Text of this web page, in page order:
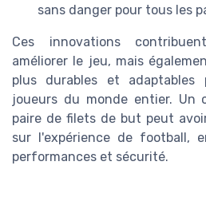
sans danger pour tous les
Ces innovations
améliorer le jeu, mais
plus durables et
joueurs du monde entier. Un
paire de filets de but peut
sur l'expérience de football,
performances et sécurité.